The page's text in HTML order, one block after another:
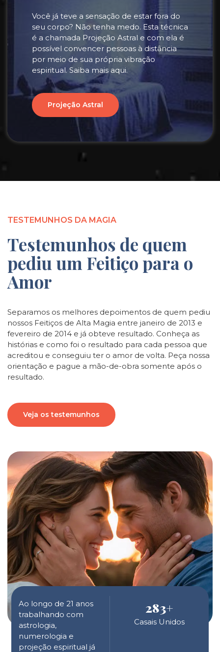
Você já teve a sensação de estar fora do
seu corpo? Não tenha medo. Esta técnica
é a chamada Projeção Astral e com ela é
possível convencer pessoas à distância
por meio de sua própria vibração
espiritual. Saiba mais aqui.
Projeção Astral
Ao longo de 21 anos
trabalhando com
astrologia,
numerologia e
projeção espiritual já
283+
Casais Unidos
TESTEMUNHOS DA MAGIA
Testemunhos de quem
pediu um Feitiço para o
Amor
Separamos os melhores depoimentos de quem pediu
nossos Feitiços de Alta Magia entre janeiro de 2013 e
fevereiro de 2014 e já obteve resultado. Conheça as
histórias e como foi o resultado para cada pessoa que
acreditou e conseguiu ter o amor de volta. Peça nossa
orientação e pague a mão-de-obra somente após o
resultado.
Veja os testemunhos